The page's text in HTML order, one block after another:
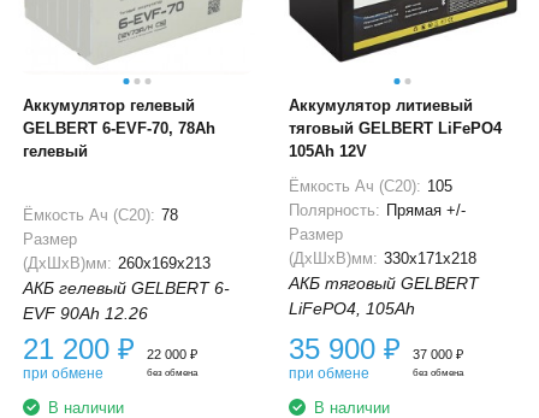
Аккумулятор гелевый
GELBERT 6-EVF-70, 78Ah
гелевый
Ёмкость Ач (С20): 78
Размер
(ДхШхВ)мм: 260x169x213
АКБ гелевый GELBERT 6-
EVF 90Ah 12.26
21 200 ₽
при обмене
22 000 ₽
без обмена
В наличии
Аккумулятор литиевый
тяговый GELBERT LiFePO4
105Ah 12V
Ёмкость Ач (С20): 105
Полярность: Прямая +/-
Размер
(ДхШхВ)мм: 330x171x218
АКБ тяговый GELBERT
LiFePO4, 105Ah
35 900 ₽
при обмене
37 000 ₽
без обмена
В наличии